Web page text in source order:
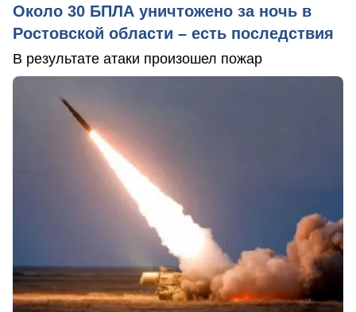
Около 30 БПЛА уничтожено за ночь в
Ростовской области – есть последствия
В результате атаки произошел пожар